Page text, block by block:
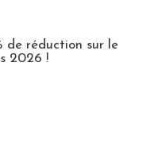
de réduction sur le
2026 !